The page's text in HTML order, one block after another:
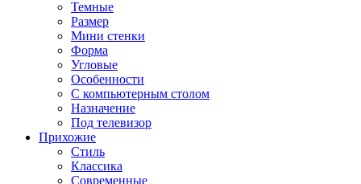
Темные
Размер
Мини стенки
Форма
Угловые
Особенности
С компьютерным столом
Назначение
Под телевизор
Прихожие
Стиль
Классика
Современные